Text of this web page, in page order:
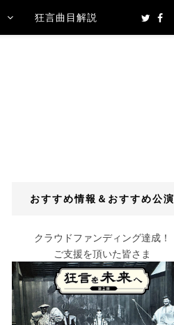
狂言曲目解説
おすすめ情報＆おすすめ公演
クラウドファンディング達成！
ご支援を頂いた皆さま